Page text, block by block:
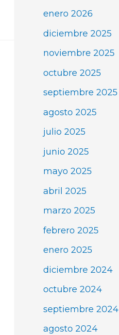
enero 2026
diciembre 2025
noviembre 2025
octubre 2025
septiembre 2025
agosto 2025
julio 2025
junio 2025
mayo 2025
abril 2025
marzo 2025
febrero 2025
enero 2025
diciembre 2024
octubre 2024
septiembre 2024
agosto 2024